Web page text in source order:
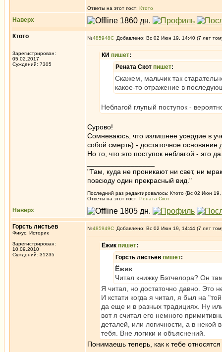
Ответы на этот пост: Ктото
Наверх
Ктото
Зарегистрирован:
05.02.2017
Суждений: 7305
№485948 Добавлено: Вс 02 Июн 19, 14:40 (7 лет
КИ пишет:
Рената Скот пишет:
Скажем, мальчик так
какое-то отражение в
Неблагой глупый поступок -
Сурово!
Сомневаюсь, что излишнее усердие в
собой смерть) - достаточное основание
Но то, что это поступок неблагой - это
"Там, куда не проникают ни свет, ни
повсюду один прекрасный вид."
Последний раз редактировалось: Ктото (Вс 02 Июн 19,
Ответы на этот пост: Рената Скот
Наверх
Горсть листьев
Фикус, Историк
Зарегистрирован:
10.09.2010
Суждений: 31235
№485949 Добавлено: Вс 02 Июн 19, 14:44 (7 лет
Ёжик пишет:
Горсть листьев пишет:
Ёжик
Читал книжку Бэтчелора? Он
Я читал, но достаточно давно. Это
И кстати когда я читал, я был на
да еще и в разных традициях. Ну
вот я считал его немного
деталей, или логичности, а в
тебя. Вне логики и объяснений.
Понимаешь теперь, как к тебе